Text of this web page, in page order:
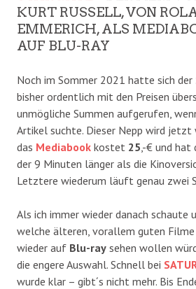
KURT RUSSELL, VON
EMMERICH, ALS
AUF BLU-RAY
Noch im Sommer 2021 hatte sich der
bisher ordentlich mit den Preisen
unmögliche Summen aufgerufen,
Artikel suchte. Dieser Nepp wird jetzt
das Mediabook kostet 25 ,-€ und hat
der 9 Minuten länger als die
Letztere wiederum läuft genau zwei
Als ich immer wieder danach schaute
welche älteren, vorallem guten
wieder auf Blu-ray sehen wollen
die engere Auswahl. Schnell bei
wurde klar – gibt´s nicht mehr. Bis